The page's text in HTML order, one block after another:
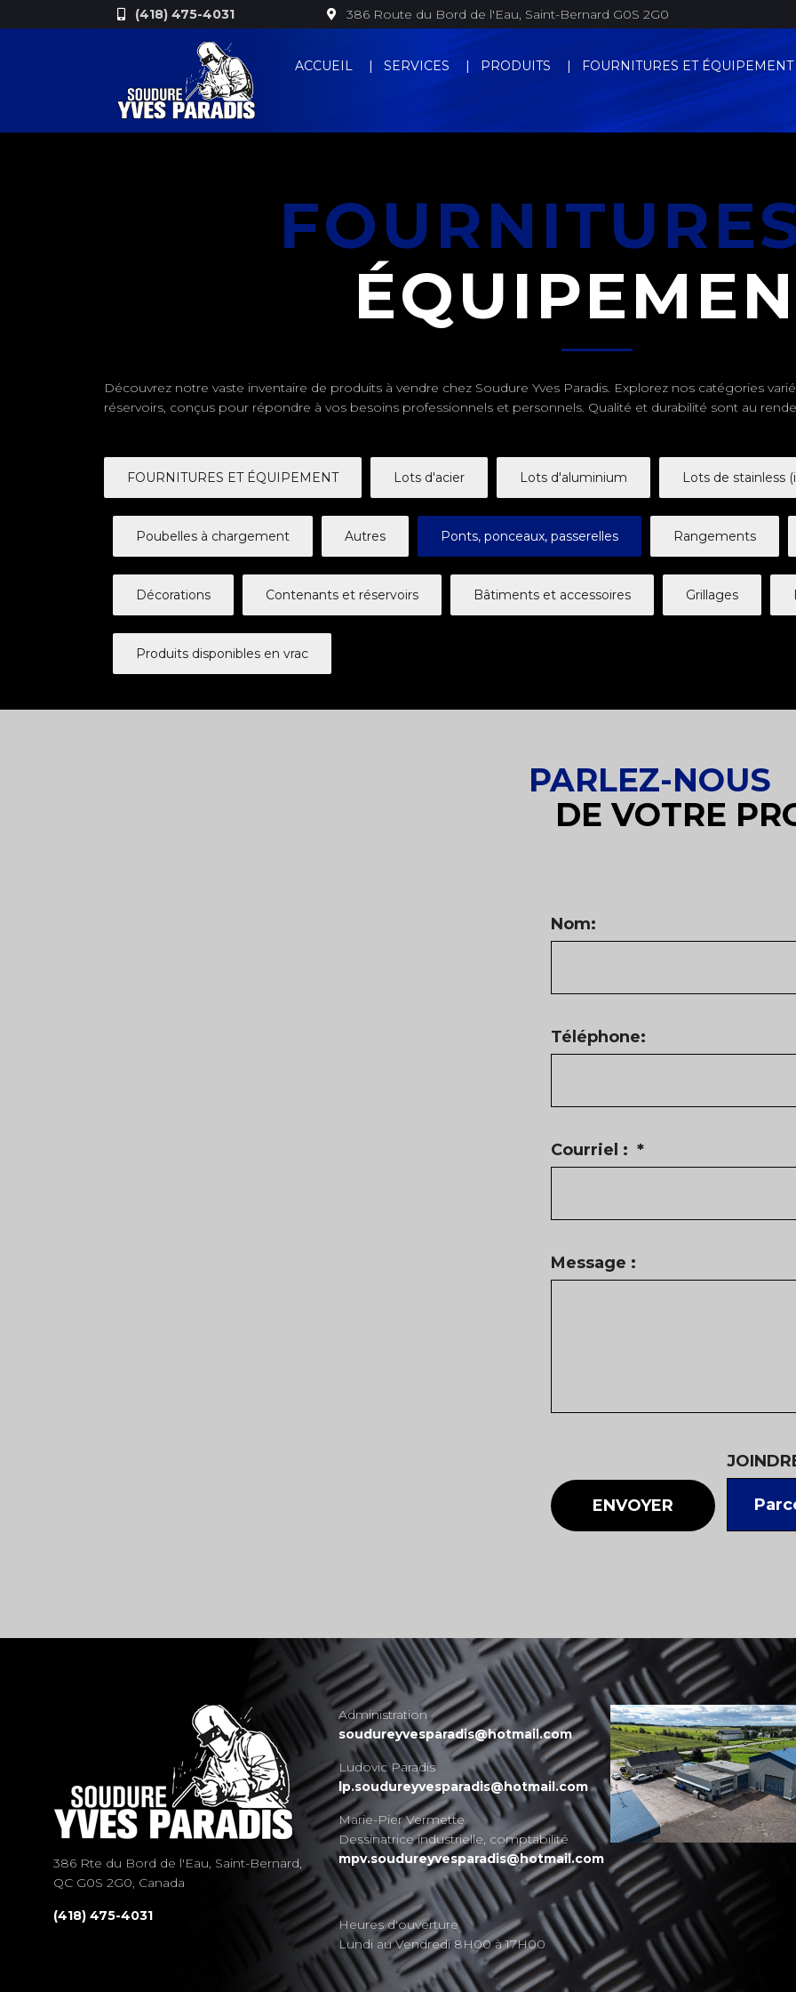
(418) 475-4031 386 Route du Bord de l'Eau, Saint-Bernard G0S 2G0
ACCUEIL SERVICES PRODUITS FOURNITURES ET ÉQUIPEMENT
Découvrez notre vaste inventaire de produits à vendre chez Soudure Yves Paradis. Explorez nos catégories
réservoirs, conçus pour répondre à vos besoins professionnels et personnels. Qualité et durabilité sont au
FOURNITURES ET ÉQUIPEMENT Lots d'acier Lots d'aluminium Lots de stainless
Poubelles à chargement Autres Ponts, ponceaux, passerelles Rangements
Décorations Contenants et réservoirs Bâtiments et accessoires Grillages
Produits disponibles en vrac
PARLEZ-NOUS
DE VOTRE
Nom:
Téléphone:
Courriel : *
Message :
ENVOYER
386 Rte du Bord de l'Eau, Saint-Bernard,
QC G0S 2G0, Canada
(418) 475-4031
Administration
soudureyvesparadis@hotmail.com
Ludovic Paradis
lp.soudureyvesparadis@hotmail.com
Marie-Pier Vermette
Dessinatrice industrielle, comptabilité
mpv.soudureyvesparadis@hotmail.com
Heures d'ouverture
Lundi au Vendredi 8H00 à 17H00